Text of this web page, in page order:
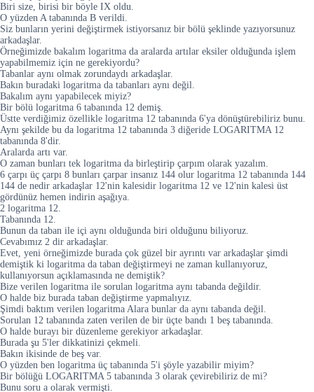
Biri size, birisi bir böyle IX oldu.
O yüzden A tabanında B verildi.
Siz bunların yerini değiştirmek istiyorsanız bir bölü şeklinde yazıyorsunuz
arkadaşlar.
Örneğimizde bakalım logaritma da aralarda artılar eksiler olduğunda işlem
yapabilmemiz için ne gerekiyordu?
Tabanlar aynı olmak zorundaydı arkadaşlar.
Bakın buradaki logaritma da tabanları aynı değil.
Bakalım aynı yapabilecek miyiz?
Bir bölü logaritma 6 tabanında 12 demiş.
Üstte verdiğimiz özellikle logaritma 12 tabanında 6'ya dönüştürebiliriz bunu.
Aynı şekilde bu da logaritma 12 tabanında 3 diğeride LOGARITMA 12
tabanında 8'dir.
Aralarda artı var.
O zaman bunları tek logaritma da birleştirip çarpım olarak yazalım.
6 çarpı üç çarpı 8 bunları çarpar insanız 144 olur logaritma 12 tabanında 144
144 de nedir arkadaşlar 12'nin kalesidir logaritma 12 ve 12'nin kalesi üst
gördünüz hemen indirin aşağıya.
2 logaritma 12.
Tabanında 12.
Bunun da taban ile içi aynı olduğunda biri olduğunu biliyoruz.
Cevabımız 2 dir arkadaşlar.
Evet, yeni örneğimizde burada çok güzel bir ayrıntı var arkadaşlar şimdi
demiştik ki logaritma da taban değiştirmeyi ne zaman kullanıyoruz,
kullanıyorsun açıklamasında ne demiştik?
Bize verilen logaritma ile sorulan logaritma aynı tabanda değildir.
O halde biz burada taban değiştirme yapmalıyız.
Şimdi baktım verilen logaritma Alara bunlar da aynı tabanda değil.
Sorulan 12 tabanında zaten verilen de bir üçte bandı 1 beş tabanında.
O halde burayı bir düzenleme gerekiyor arkadaşlar.
Burada şu 5'ler dikkatinizi çekmeli.
Bakın ikisinde de beş var.
O yüzden ben logaritma üç tabanında 5'i şöyle yazabilir miyim?
Bir bölüğü LOGARITMA 5 tabanında 3 olarak çevirebiliriz de mi?
Bunu soru a olarak vermişti.